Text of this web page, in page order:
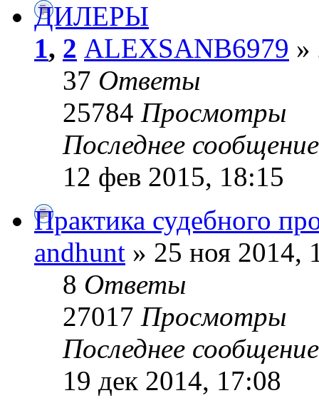
ДИЛЕРЫ
1, 2 ALEXSANB6979 »
37 Ответы
25784 Просмотры
Последнее
12 фев 2015, 18:15
Практика судебного
andhunt » 25 ноя 2014,
8 Ответы
27017 Просмотры
Последнее
19 дек 2014, 17:08